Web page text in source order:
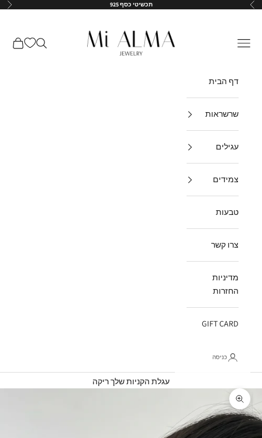
דילוג לתוכן
הקודם תכשיטי כסף 925 הבא
Mi-Alma-il
תפריט חיפוש עגלת
דף הבית
שרשראות
עגילים
צמידים
טבעות
צרו קשר
מדיניות
החזרות
GIFT CARD
כניסה
עגלת הקניות שלך ריקה
תקריב